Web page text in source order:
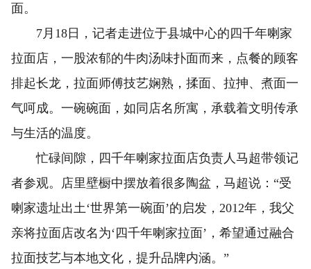
面。
7月18日，记者走进位于县城中心的四千年喇家
拉面店，一股浓郁的牛肉汤味扑面而来，点餐的顾客
排起长龙，拉面师傅技艺娴熟，揉面、拉抻、煮面一
气呵成。一碗碗面，如同店名所寓，承载着文明传承
与生活的温度。
忙碌间隙，四千年喇家拉面店负责人马超带领记
者参观。店里壁橱中摆放着很多陶盆，马超说：“受
喇家遗址出土‘世界第一碗面’的启发，2012年，我父
亲将拉面店改名为‘四千年喇家拉面’，希望通过融合
拉面技艺与本地文化，提升品牌内涵。”